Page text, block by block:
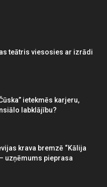
teātris viesosies ar izrādi
ietekmēs karjeru,
labklājību?
krava bremzē “Kālija
uzņēmums pieprasa